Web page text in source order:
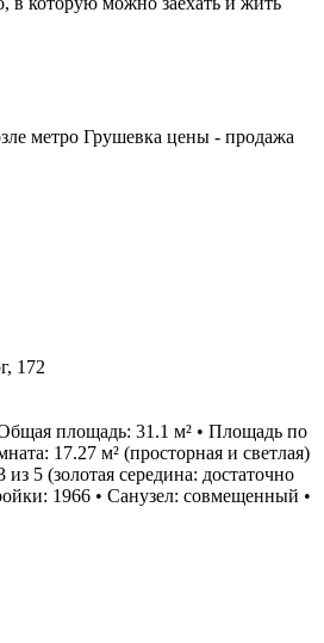
метро Грушевка цены - продажа
172
площадь: 31.1 м² • Площадь по
17.27 м² (просторная и светлая)
5 (золотая середина: достаточно
1966 • Санузел: совмещенный •